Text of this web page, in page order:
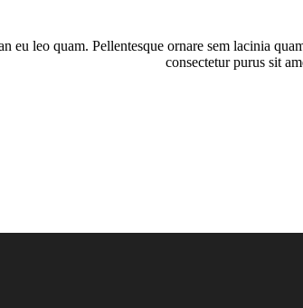
leo quam. Pellentesque ornare sem lacinia
consectetur purus sit